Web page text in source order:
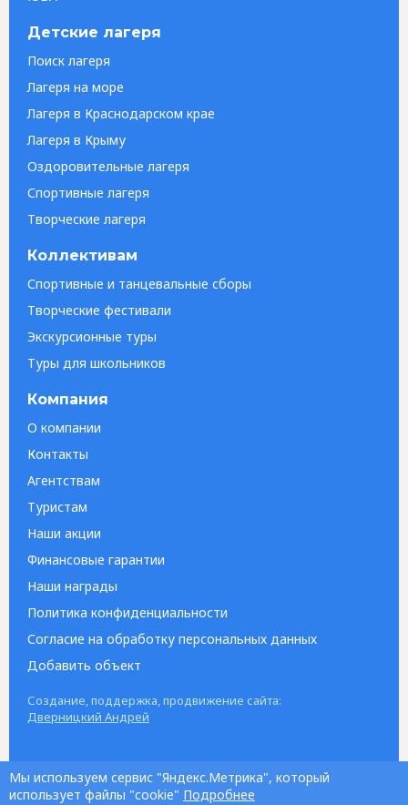
Детские лагеря
Поиск лагеря
Лагеря на море
Лагеря в Краснодарском крае
Лагеря в Крыму
Оздоровительные лагеря
Спортивные лагеря
Творческие лагеря
Коллективам
Спортивные и танцевальные сборы
Творческие фестивали
Экскурсионные туры
Туры для школьников
Компания
О компании
Контакты
Агентствам
Туристам
Наши акции
Финансовые гарантии
Наши награды
Политика конфиденциальности
Согласие на обработку персональных данных
Добавить объект
Создание, поддержка, продвижение сайта:
Дверницкий Андрей
Мы используем сервис "Яндекс.Метрика", который
использует файлы "cookie" Подробнее